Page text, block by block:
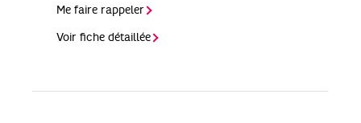
Me faire rappeler
Voir fiche détaillée